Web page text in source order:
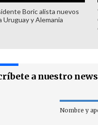
Boric alista nuevos
Uruguay y Alemania
a nuestro
Nombre y